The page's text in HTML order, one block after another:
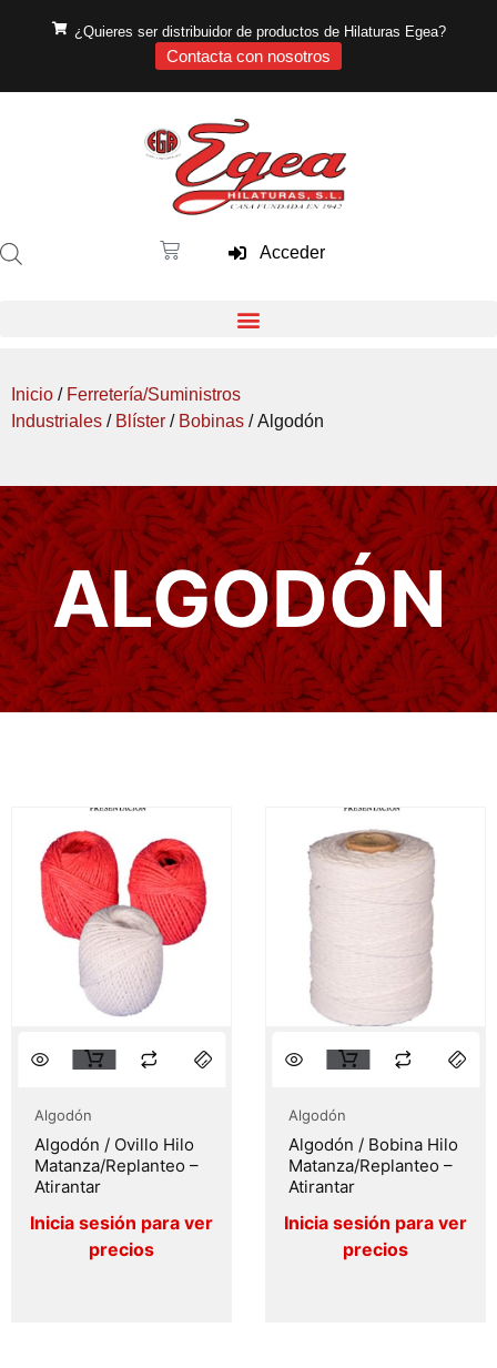
¿Quieres ser distribuidor de productos de Hilaturas Egea?
Contacta con nosotros
Acceder
Inicio / Ferretería/Suministros
Industriales / Blíster / Bobinas / Algodón
ALGODÓN
Algodón
Algodón / Ovillo Hilo
Matanza/Replanteo –
Atirantar
Algodón
Algodón / Bobina Hilo
Matanza/Replanteo –
Atirantar